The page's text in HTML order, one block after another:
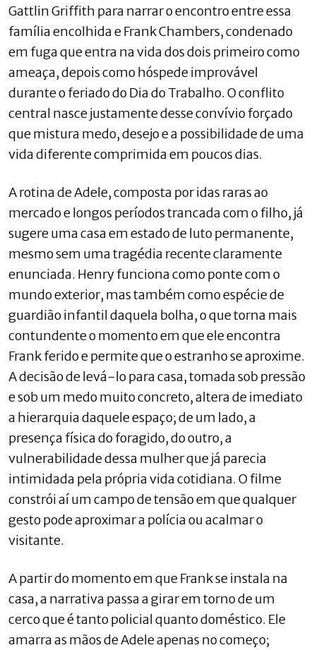
Gattlin Griffith para narrar o encontro entre essa
família encolhida e Frank Chambers, condenado
em fuga que entra na vida dos dois primeiro como
ameaça, depois como hóspede improvável
durante o feriado do Dia do Trabalho. O conflito
central nasce justamente desse convívio forçado
que mistura medo, desejo e a possibilidade de uma
vida diferente comprimida em poucos dias.
A rotina de Adele, composta por idas raras ao
mercado e longos períodos trancada com o filho, já
sugere uma casa em estado de luto permanente,
mesmo sem uma tragédia recente claramente
enunciada. Henry funciona como ponte com o
mundo exterior, mas também como espécie de
guardião infantil daquela bolha, o que torna mais
contundente o momento em que ele encontra
Frank ferido e permite que o estranho se aproxime.
A decisão de levá-lo para casa, tomada sob pressão
e sob um medo muito concreto, altera de imediato
a hierarquia daquele espaço; de um lado, a
presença física do foragido, do outro, a
vulnerabilidade dessa mulher que já parecia
intimidada pela própria vida cotidiana. O filme
constrói aí um campo de tensão em que qualquer
gesto pode aproximar a polícia ou acalmar o
visitante.
A partir do momento em que Frank se instala na
casa, a narrativa passa a girar em torno de um
cerco que é tanto policial quanto doméstico. Ele
amarra as mãos de Adele apenas no começo;